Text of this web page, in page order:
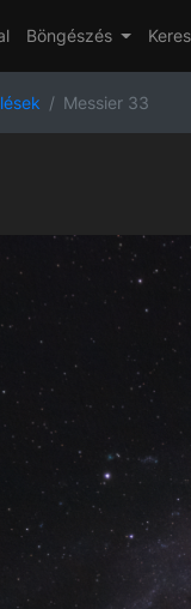
Böngészés
Messier 33